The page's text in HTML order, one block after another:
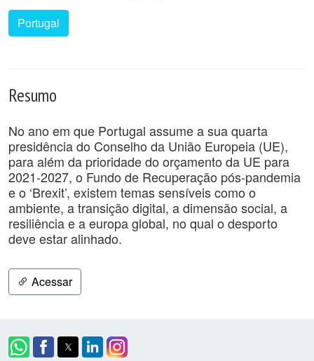
Portugal
Resumo
No ano em que Portugal assume a sua quarta
presidência do Conselho da União Europeia (UE),
para além da prioridade do orçamento da UE para
2021-2027, o Fundo de Recuperação pós-pandemia
e o ‘Brexit’, existem temas sensíveis como o
ambiente, a transição digital, a dimensão social, a
resiliência e a europa global, no qual o desporto
deve estar alinhado.
Acessar